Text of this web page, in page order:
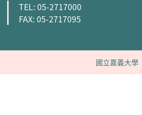
TEL: 05-2717000
FAX: 05-2717095
國立嘉義大